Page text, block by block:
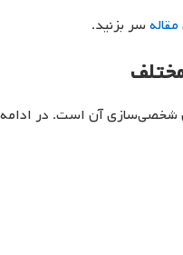
سر بزنید.
آن است. در ادامه